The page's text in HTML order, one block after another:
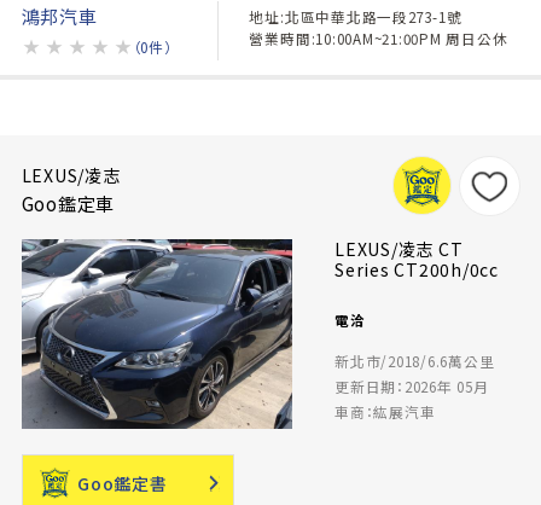
鴻邦汽車
★ ★ ★ ★ ★ （0件）
地址:北區中華北路一段273-1號
營業時間:10:00AM~21:00PM 周日公休
LEXUS/凌志
Goo鑑定車
LEXUS/凌志 CT
Series CT200h/0cc
電洽
新北市/2018/6.6萬公里
更新日期：2026年 05月
車商：紘展汽車
Goo鑑定書